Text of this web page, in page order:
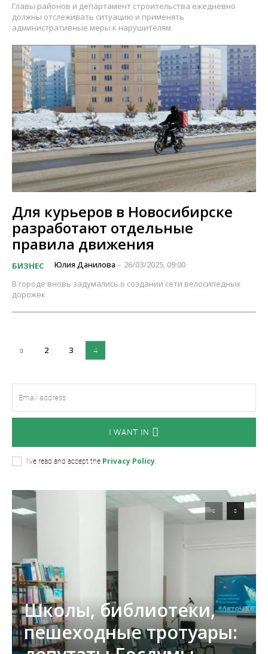
Главы районов и департамент строительства ежедневно
должны отслеживать ситуацию и применять
административные меры к нарушителям
Для курьеров в Новосибирске
разработают отдельные
правила движения
БИЗНЕС Юлия Данилова - 26/03/2025, 09:00
В городе вновь задумались о создании сети велосипедных
дорожек
2 3 4
I WANT IN
I've read and accept the Privacy Policy
Школы, библиотеки,
пешеходные тротуары: